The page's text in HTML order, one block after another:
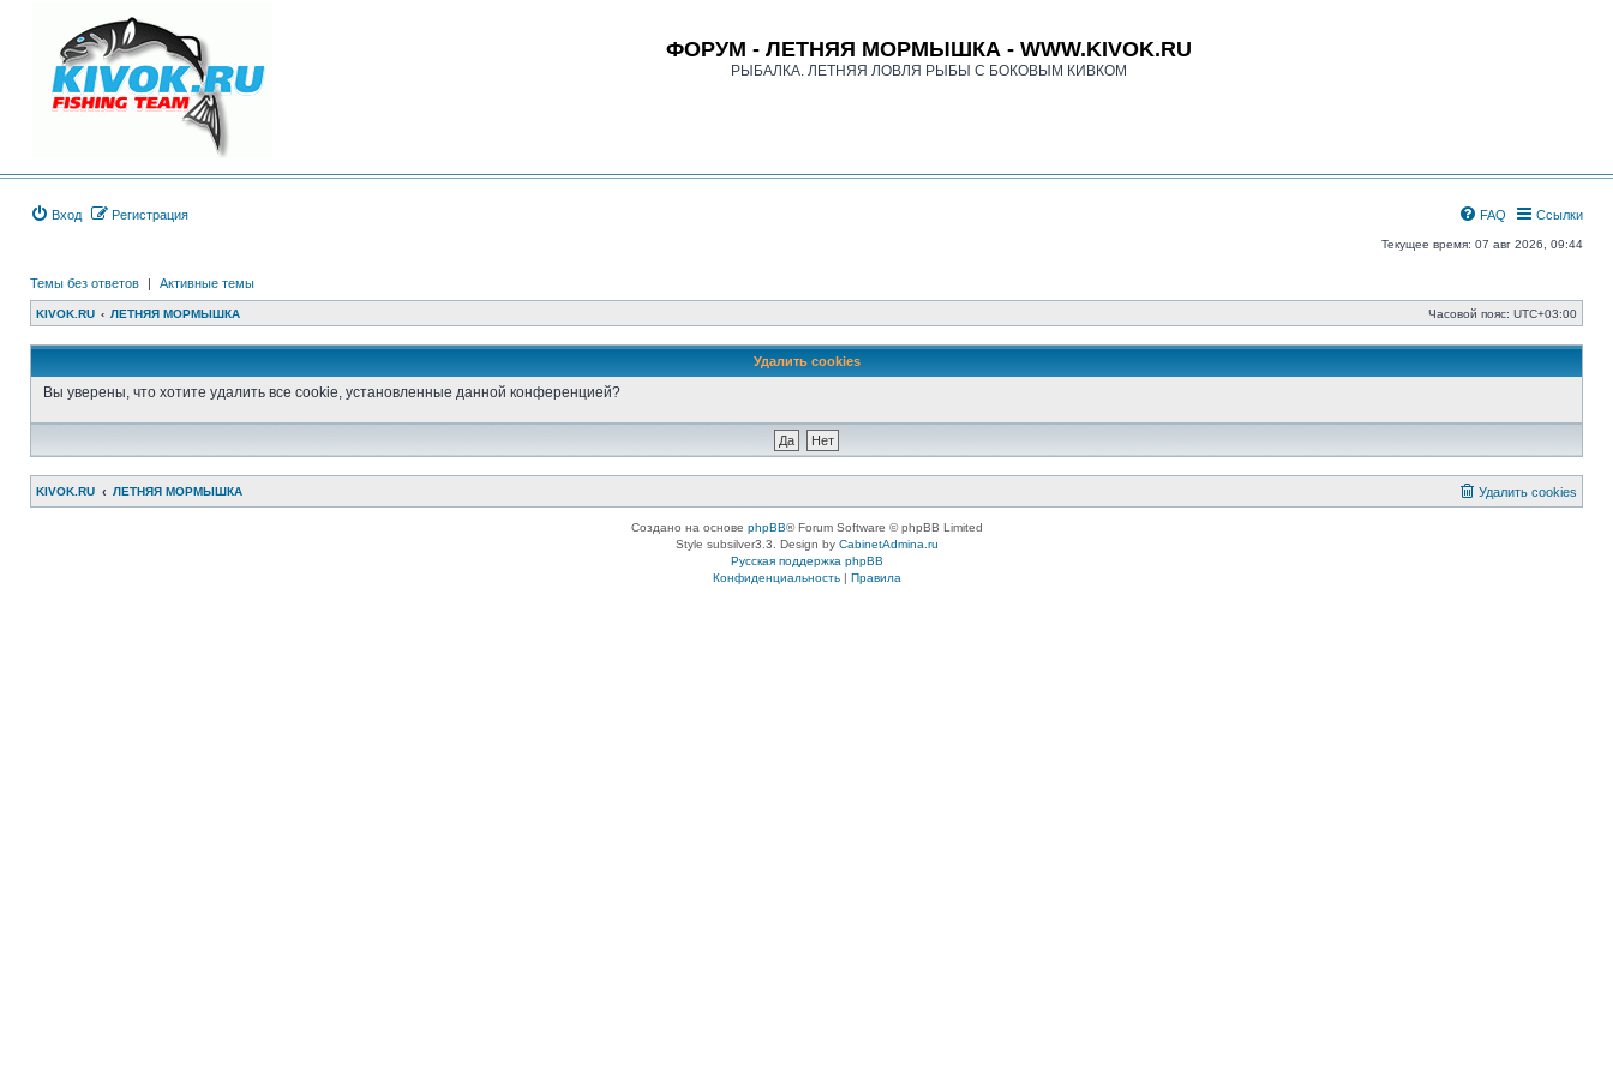
ФОРУМ - ЛЕТНЯЯ МОРМЫШКА - WWW.KIVOK.RU
РЫБАЛКА. ЛЕТНЯЯ ЛОВЛЯ РЫБЫ С БОКОВЫМ КИВКОМ
Вход Регистрация Ссылки
FAQ
Текущее время: 07 авг 2026, 09:44
Темы без ответов | Активные темы
KIVOK.RU ЛЕТНЯЯ МОРМЫШКА Часовой пояс: UTC+03:00
Удалить cookies
Вы уверены, что хотите удалить все cookie, установленные данной конференцией?
KIVOK.RU ЛЕТНЯЯ МОРМЫШКА Удалить cookies
Создано на основе phpBB® Forum Software © phpBB Limited
Style subsilver3.3. Design by CabinetAdmina.ru
Русская поддержка phpBB
Конфиденциальность| Правила